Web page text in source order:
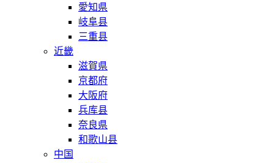
愛知県
岐阜县
三重县
近畿
滋賀県
京都府
大阪府
兵库县
奈良県
和歌山县
中国